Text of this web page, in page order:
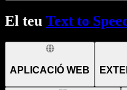
El teu Text to
APLICACIÓ WEB